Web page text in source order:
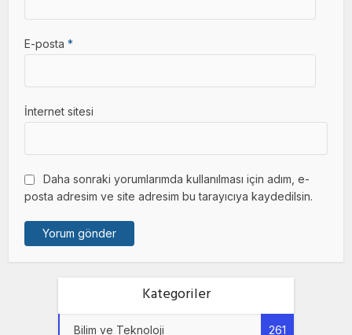
E-posta*
İnternet sitesi
Daha sonraki yorumlarımda kullanılması için adım, e-
posta adresim ve site adresim bu tarayıcıya kaydedilsin.
Kategoriler
Bilim ve Teknoloji 261